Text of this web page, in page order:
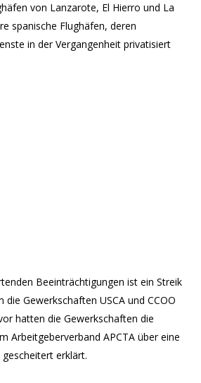
von Lanzarote, El Hierro und La
spanische Flughäfen, deren
in der Vergangenheit privatisiert
Beeinträchtigungen ist ein Streik
Gewerkschaften USCA und CCOO
hatten die Gewerkschaften die
Arbeitgeberverband APCTA über eine
erklärt.